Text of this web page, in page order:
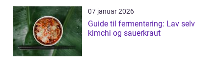
07 januar 2026
Guide til fermentering: Lav selv
kimchi og sauerkraut